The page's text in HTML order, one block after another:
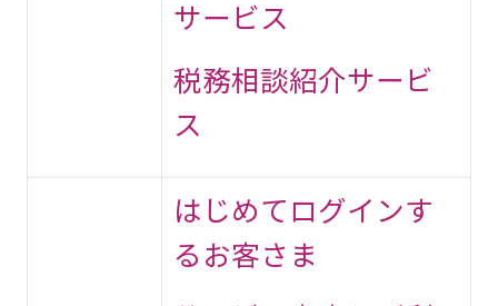
サービス
税務相談紹介サービ
ス
はじめてログインす
るお客さま